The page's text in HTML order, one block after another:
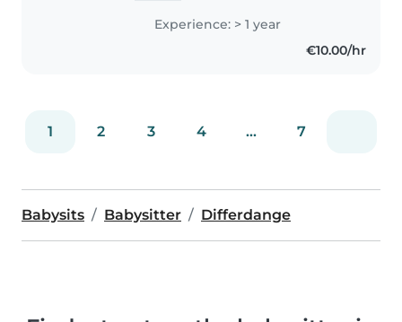
propose des activités ludiques et
éducatives. Titulaire du
secourisme, je cuisine, aide..
Experience: > 1 year
€10.00/hr
1 2 3 4 ... 7
Babysits Babysitter Differdange